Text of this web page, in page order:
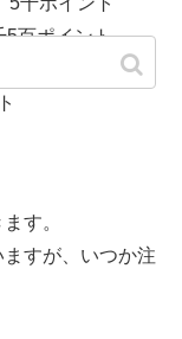
百ポイント
ト
す。
すが、いつか注